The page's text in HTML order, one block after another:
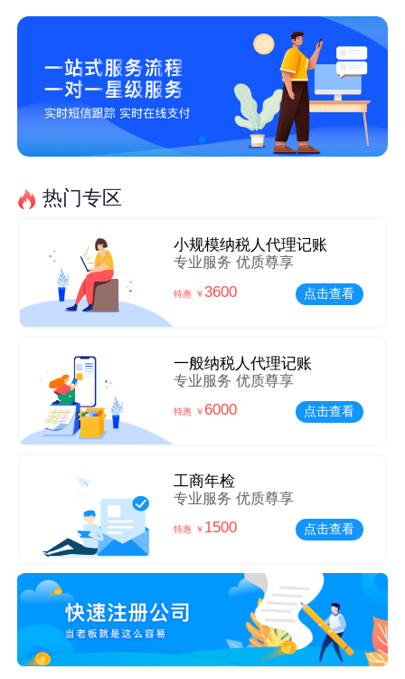
热门专区
小规模纳税人代理记账
专业服务 优质尊享
特惠 ￥3600 点击查看
一般纳税人代理记账
专业服务 优质尊享
特惠 ￥ 6000 点击查看
工商年检
专业服务 优质尊享
特惠 ￥ 1500 点击查看